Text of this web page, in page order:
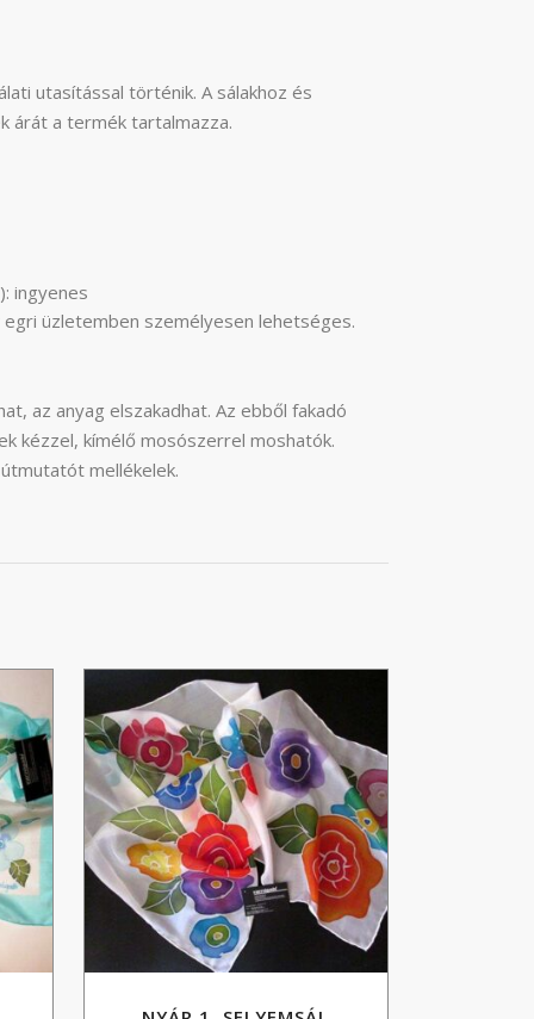
utasítással történik. A sálakhoz és
árát a termék tartalmazza.
ingyenes
üzletemben személyesen lehetséges.
az anyag elszakadhat. Az ebből fakadó
kézzel, kímélő mosószerrel moshatók.
mellékelek.